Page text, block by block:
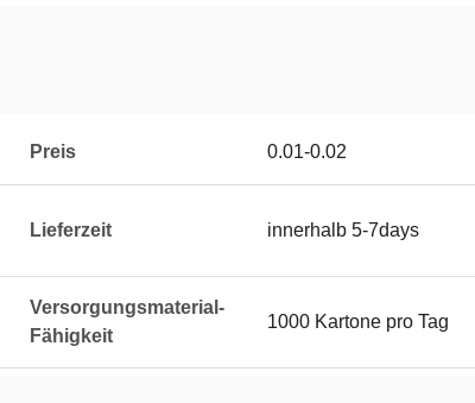
Preis 0.01-0.02
Lieferzeit innerhalb 5-7days
Versorgungsmaterial-
Fähigkeit
1000 Kartone pro Tag